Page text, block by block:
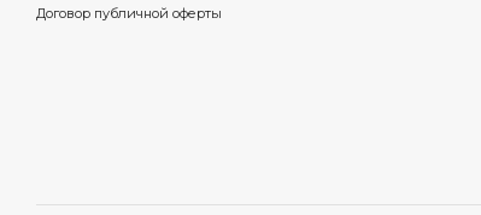
Договор публичной оферты